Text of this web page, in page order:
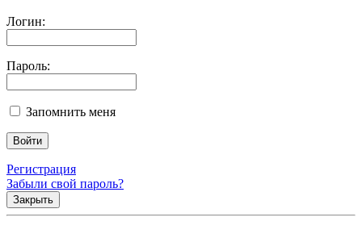
Логин:
Пароль:
Запомнить меня
Регистрация
Забыли свой пароль?
Закрыть